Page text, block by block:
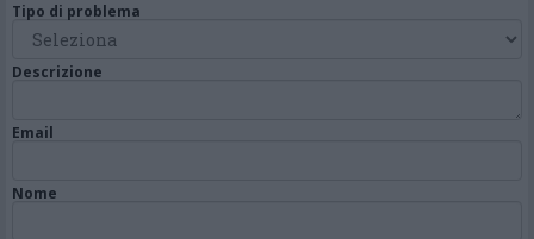
Tipo di problema
Descrizione
Email
Nome